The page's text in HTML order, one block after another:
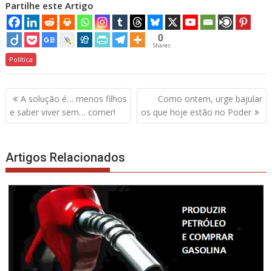
Partilhe este Artigo
0
Shares
Política
Navegação
de
artigos
A solução é… menos filhos
e saber viver sem… comer!
Como ontem, urge bajular
os que hoje estão no Poder
Artigos Relacionados